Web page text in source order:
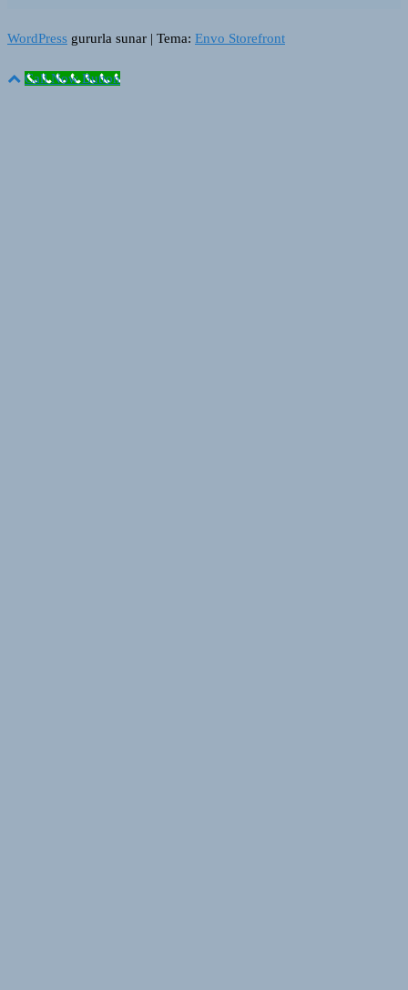
WordPress gururla sunar | Tema: Envo Storefront
Call Now Button